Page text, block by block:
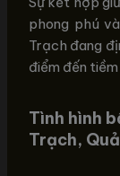
phong phú
Trạch đang
điểm đến
Tình hình
Trạch,